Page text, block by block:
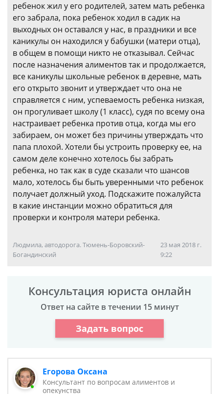
ребенок жил у его родителей, затем мать ребенка
его забрала, пока ребенок ходил в садик на
выходных он оставался у нас, в праздники и все
каникулы он находился у бабушки (матери отца),
в общем в помощи никто не отказывал. Сейчас
после назначения алиментов так и продолжается,
все каникулы школьные ребенок в деревне, мать
его открыто звонит и утверждает что она не
справляется с ним, успеваемость ребенка низкая,
он прогуливает школу (1 класс), судя по всему она
настраивает ребенка против отца, когда мы его
забираем, он может без причины утверждать что
папа плохой. Хотели бы устроить проверку ее, на
самом деле конечно хотелось бы забрать
ребенка, но так как в суде сказали что шансов
мало, хотелось бы быть уверенными что ребенок
получает должный уход. Подскажите пожалуйста
в какие инстанции можно обратиться для
проверки и контроля матери ребенка.
Людмила, автодорога. Тюмень-Боровский-
Богандинский
23 мая 2018 г.
9:22
Консультация юриста онлайн
Ответ на сайте в течении 15 минут
Задать вопрос
Егорова Оксана
Консультант по вопросам алиментов и
опекунства